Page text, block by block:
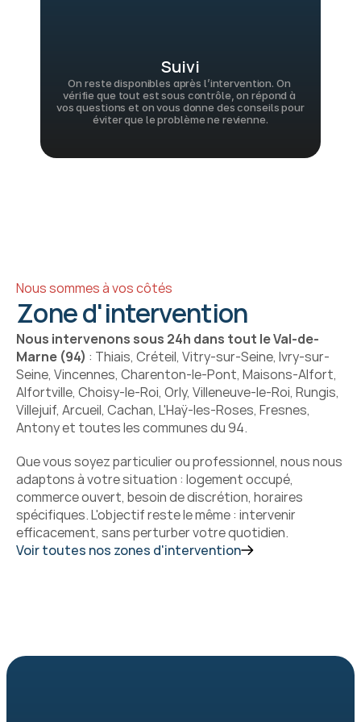
Suivi
On reste disponibles après l’intervention. On
vérifie que tout est sous contrôle, on répond à
vos questions et on vous donne des conseils pour
éviter que le problème ne revienne.
Nous sommes à vos côtés
Zone d'intervention
Nous intervenons sous 24h dans tout le Val-de-
Marne (94) : Thiais, Créteil, Vitry-sur-Seine, Ivry-sur-
Seine, Vincennes, Charenton-le-Pont, Maisons-Alfort,
Alfortville, Choisy-le-Roi, Orly, Villeneuve-le-Roi, Rungis,
Villejuif, Arcueil, Cachan, L'Haÿ-les-Roses, Fresnes,
Antony et toutes les communes du 94.
Que vous soyez particulier ou professionnel, nous nous
adaptons à votre situation : logement occupé,
commerce ouvert, besoin de discrétion, horaires
spécifiques. L'objectif reste le même : intervenir
efficacement, sans perturber votre quotidien.
Voir toutes nos zones d'intervention